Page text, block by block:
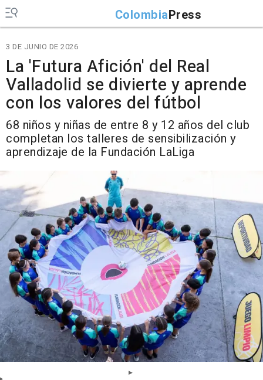
ColombiaPress
3 DE JUNIO DE 2026
La 'Futura Afición' del Real
Valladolid se divierte y aprende
con los valores del fútbol
68 niños y niñas de entre 8 y 12 años del club
completan los talleres de sensibilización y
aprendizaje de la Fundación LaLiga